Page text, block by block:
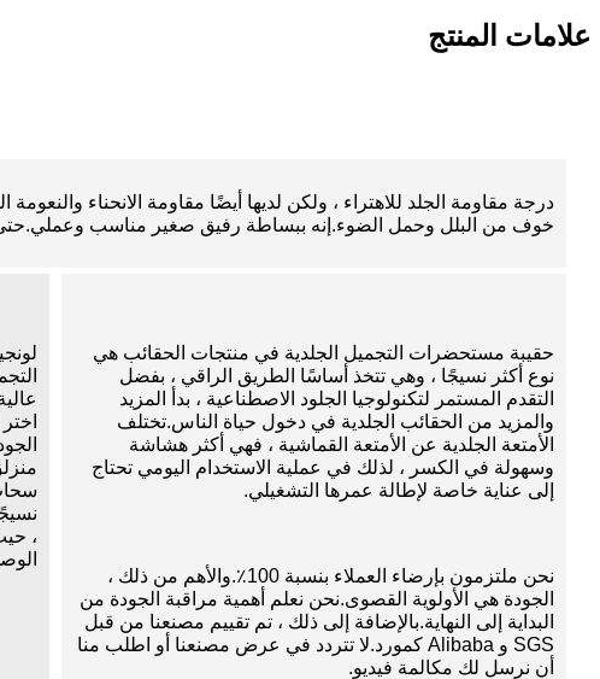
علامات المنتج
درجة مقاومة الجلد للاهتراء ، ولكن لديها أيضًا مقاومة الانحناء
خوف من البلل وحمل الضوء.إنه ببساطة رفيق صغير مناسب وعملي.حتى
حقيبة مستحضرات التجميل الجلدية في منتجات الحقائب هي
نوع أكثر نسيجًا ، وهي تتخذ أساسًا الطريق الراقي ، بفضل
التقدم المستمر لتكنولوجيا الجلود الاصطناعية ، بدأ المزيد
والمزيد من الحقائب الجلدية في دخول حياة الناس.تختلف
الأمتعة الجلدية عن الأمتعة القماشية ، فهي أكثر هشاشة
وسهولة في الكسر ، لذلك في عملية الاستخدام اليومي تحتاج
إلى عناية خاصة لإطالة عمرها التشغيلي.
نحن ملتزمون بإرضاء العملاء بنسبة 100٪.والأهم من ذلك ،
الجودة هي الأولوية القصوى.نحن نعلم أهمية مراقبة الجودة من
البداية إلى النهاية.بالإضافة إلى ذلك ، تم تقييم مصنعنا من قبل
SGS و Alibaba كمورد.لا تتردد في عرض مصنعنا أو اطلب منا
أن نرسل لك مكالمة فيديو.
،